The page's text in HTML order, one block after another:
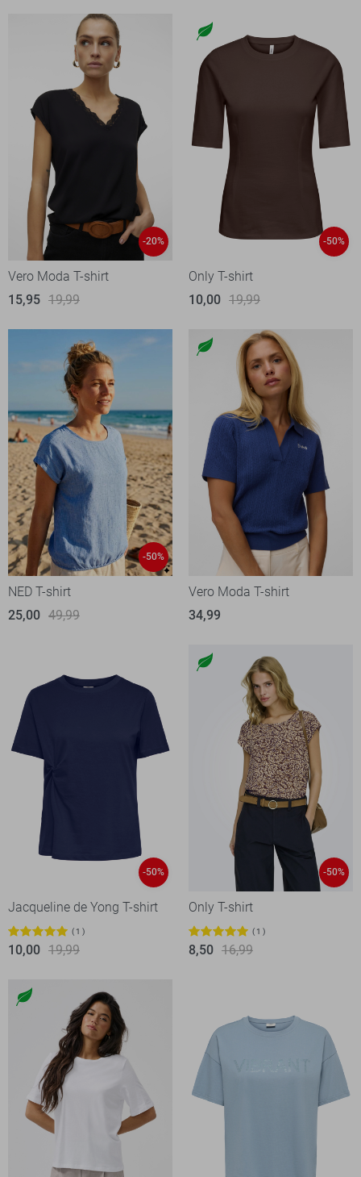
-20%
Vero Moda T-shirt
15,95 19,99
-50%
Only T-shirt
10,00 19,99
-50%
NED T-shirt
25,00 49,99
Vero Moda T-shirt
34,99
-50%
Jacqueline de Yong T-shirt
1
10,00 19,99
-50%
Only T-shirt
1
8,50 16,99